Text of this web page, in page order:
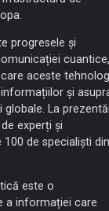
progresele și
cuantice,
aceste
și
La
experți și
de specialiști din
este o
a informației care